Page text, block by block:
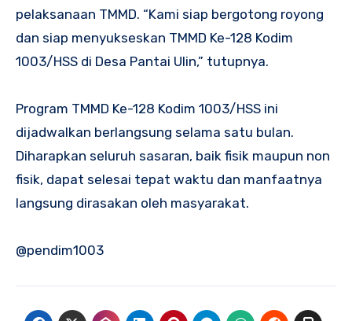
pelaksanaan TMMD. “Kami siap bergotong royong
dan siap menyukseskan TMMD Ke-128 Kodim
1003/HSS di Desa Pantai Ulin,” tutupnya.
Program TMMD Ke-128 Kodim 1003/HSS ini
dijadwalkan berlangsung selama satu bulan.
Diharapkan seluruh sasaran, baik fisik maupun non
fisik, dapat selesai tepat waktu dan manfaatnya
langsung dirasakan oleh masyarakat.
@pendim1003